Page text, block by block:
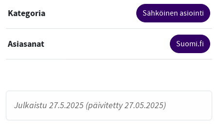
Kategoria Sähköinen asiointi
Asiasanat Suomi.fi
Julkaistu 27.5.2025 (päivitetty 27.05.2025)